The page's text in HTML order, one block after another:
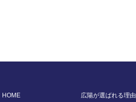
HOME 広陽が選ばれる理由